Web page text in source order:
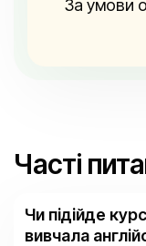
За умови
Часті
Чи підійде
вивчала